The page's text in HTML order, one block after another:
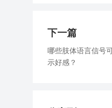
下一篇
哪些肢体语言信号
示好感？